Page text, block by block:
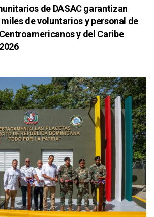
de DASAC garantizan
de voluntarios y personal de
y del Caribe